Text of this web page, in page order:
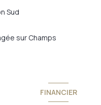
Sud
sur Champs
FINANCIER